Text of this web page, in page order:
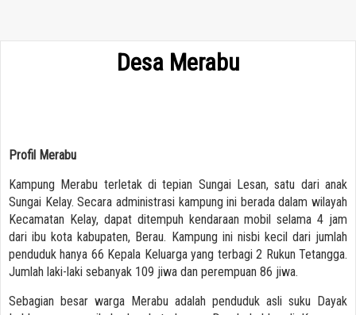
Desa Merabu
Profil Merabu
Kampung Merabu terletak di tepian Sungai Lesan, satu dari anak
Sungai Kelay. Secara administrasi kampung ini berada dalam wilayah
Kecamatan Kelay, dapat ditempuh kendaraan mobil selama 4 jam
dari ibu kota kabupaten, Berau. Kampung ini nisbi kecil dari jumlah
penduduk hanya 66 Kepala Keluarga yang terbagi 2 Rukun Tetangga.
Jumlah laki-laki sebanyak 109 jiwa dan perempuan 86 jiwa.
Sebagian besar warga Merabu adalah penduduk asli suku Dayak